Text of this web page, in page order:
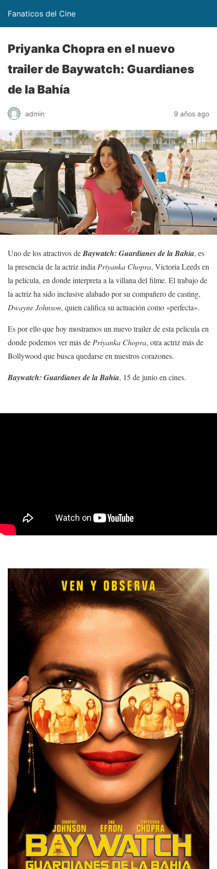
Fanaticos del Cine
Priyanka Chopra en el nuevo
trailer de Baywatch: Guardianes
de la Bahía
admin 9 años ago
Uno de los atractivos deBaywatch: Guardianes de la Bahía, es
la presencia de la actriz india Priyanka Chopra, Victoria Leeds en
la película, en donde interpreta a la villana del filme. El trabajo de
la actriz ha sido inclusive alabado por su compañero de casting,
Dwayne Johnson, quien califica su actuación como «perfecta».
Es por ello que hoy mostramos un nuevo trailer de esta película en
donde podemos ver más de Priyanka Chopra, otra actriz más de
Bollywood que busca quedarse en nuestros corazones.
Baywatch: Guardianes de la Bahía, 15 de junio en cines.